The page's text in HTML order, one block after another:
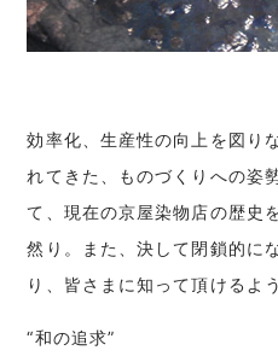
効率化、生産性の向上を図り
れてきた、ものづくりへの姿
て、現在の京屋染物店の歴史
然り。また、決して閉鎖的に
り、皆さまに知って頂けるよ
“和の追求”